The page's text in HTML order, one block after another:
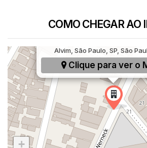
COMO CHEGAR AO
Rua Peixoto Werneck, 200,
Alvim, São Paulo, SP, São
Clique para ver o
+